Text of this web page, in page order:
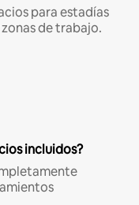
para estadías
de trabajo.
incluidos?